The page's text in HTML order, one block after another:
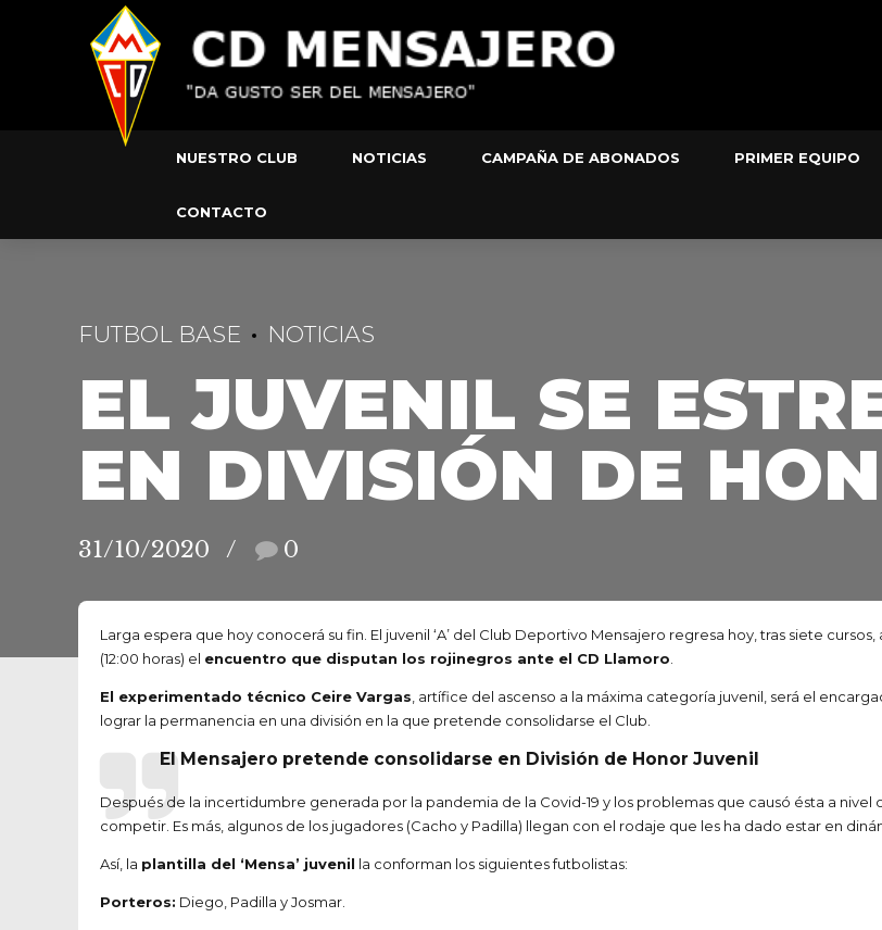
NUESTRO CLUB NOTICIAS CAMPAÑA DE ABONADOS PRIMER EQUIPO
CONTACTO
FUTBOL BASE NOTICIAS
EL JUVENIL SE
EN DIVISIÓN DE
31/10/2020 0
Larga espera que hoy conocerá su fin. El juvenil ‘A’ del Club Deportivo Mensajero regresa hoy, tras siete
(12:00 horas) el encuentro que disputan los rojinegros ante el CD Llamoro.
El experimentado técnico Ceire Vargas, artífice del ascenso a la máxima categoría juvenil, será el
lograr la permanencia en una división en la que pretende consolidarse el Club.
El Mensajero pretende consolidarse en División de Honor Juvenil
Después de la incertidumbre generada por la pandemia de la Covid-19 y los problemas que causó ésta a
competir. Es más, algunos de los jugadores (Cacho y Padilla) llegan con el rodaje que les ha dado estar en
Así, la plantilla del ‘Mensa’ juvenil la conforman los siguientes futbolistas:
Porteros: Diego, Padilla y Josmar.